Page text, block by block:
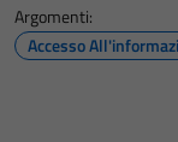
Argomenti:
Accesso